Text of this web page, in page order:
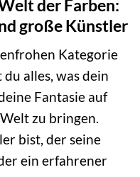
der Farben:
große Künstler
Kategorie
alles, was dein
Fantasie auf
zu bringen.
bist, der seine
ein erfahrener